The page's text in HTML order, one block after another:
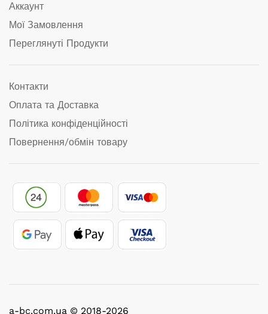
Аккаунт
Мої Замовлення
Переглянуті Продукти
Контакти
Оплата та Доставка
Політика конфіденційності
Повернення/обмін товару
a-bc.com.ua © 2018-2026